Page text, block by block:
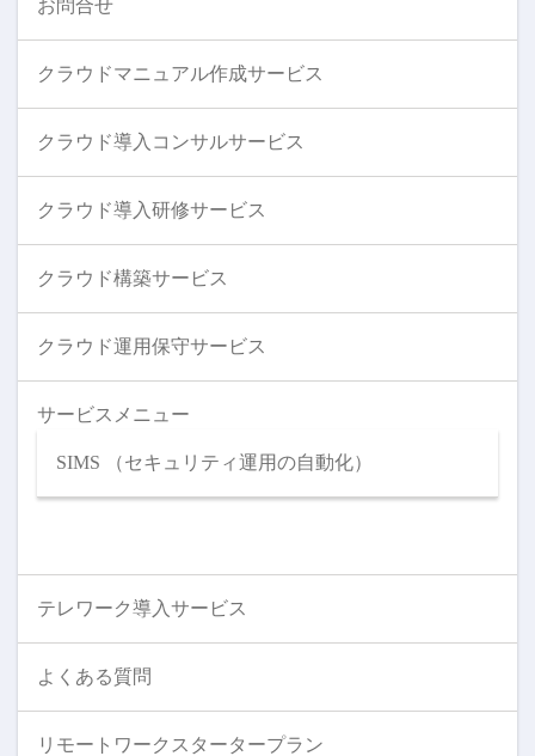
お問合せ
クラウドマニュアル作成サービス
クラウド導入コンサルサービス
クラウド導入研修サービス
クラウド構築サービス
クラウド運用保守サービス
サービスメニュー
SIMS （セキュリティ運用の自動化）
テレワーク導入サービス
よくある質問
リモートワークスタータープラン